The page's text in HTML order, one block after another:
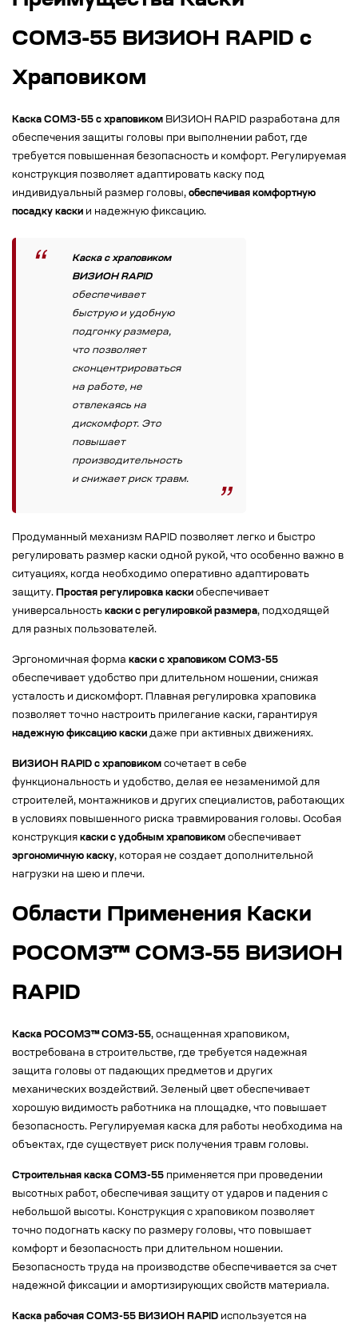
СОМЗ-55 ВИЗИОН RAPID с
Храповиком
Каска СОМЗ-55 с храповиком ВИЗИОН RAPID разработана для
обеспечения защиты головы при выполнении работ, где
требуется повышенная безопасность и комфорт. Регулируемая
конструкция позволяет адаптировать каску под
индивидуальный размер головы, обеспечивая комфортную
посадку каски и надежную фиксацию.
Каска с храповиком
ВИЗИОН RAPID
обеспечивает
быструю и удобную
подгонку размера,
что позволяет
сконцентрироваться
на работе, не
отвлекаясь на
дискомфорт. Это
повышает
производительность
и снижает риск травм.
Продуманный механизм RAPID позволяет легко и быстро
регулировать размер каски одной рукой, что особенно важно в
ситуациях, когда необходимо оперативно адаптировать
защиту. Простая регулировка каски обеспечивает
универсальность каски с регулировкой размера, подходящей
для разных пользователей.
Эргономичная форма каски с храповиком СОМЗ-55
обеспечивает удобство при длительном ношении, снижая
усталость и дискомфорт. Плавная регулировка храповика
позволяет точно настроить прилегание каски, гарантируя
надежную фиксацию каски даже при активных движениях.
ВИЗИОН RAPID с храповиком сочетает в себе
функциональность и удобство, делая ее незаменимой для
строителей, монтажников и других специалистов, работающих
в условиях повышенного риска травмирования головы. Особая
конструкция каски с удобным храповиком обеспечивает
эргономичную каску, которая не создает дополнительной
нагрузки на шею и плечи.
Области Применения Каски
РОСОМЗ™ СОМЗ-55 ВИЗИОН
RAPID
Каска РОСОМЗ™ СОМЗ-55, оснащенная храповиком,
востребована в строительстве, где требуется надежная
защита головы от падающих предметов и других
механических воздействий. Зеленый цвет обеспечивает
хорошую видимость работника на площадке, что повышает
безопасность. Регулируемая каска для работы необходима на
объектах, где существует риск получения травм головы.
Строительная каска СОМЗ-55 применяется при проведении
высотных работ, обеспечивая защиту от ударов и падения с
небольшой высоты. Конструкция с храповиком позволяет
точно подогнать каску по размеру головы, что повышает
комфорт и безопасность при длительном ношении.
Безопасность труда на производстве обеспечивается за счет
надежной фиксации и амортизирующих свойств материала.
Каска рабочая СОМЗ-55 ВИЗИОН RAPID используется на